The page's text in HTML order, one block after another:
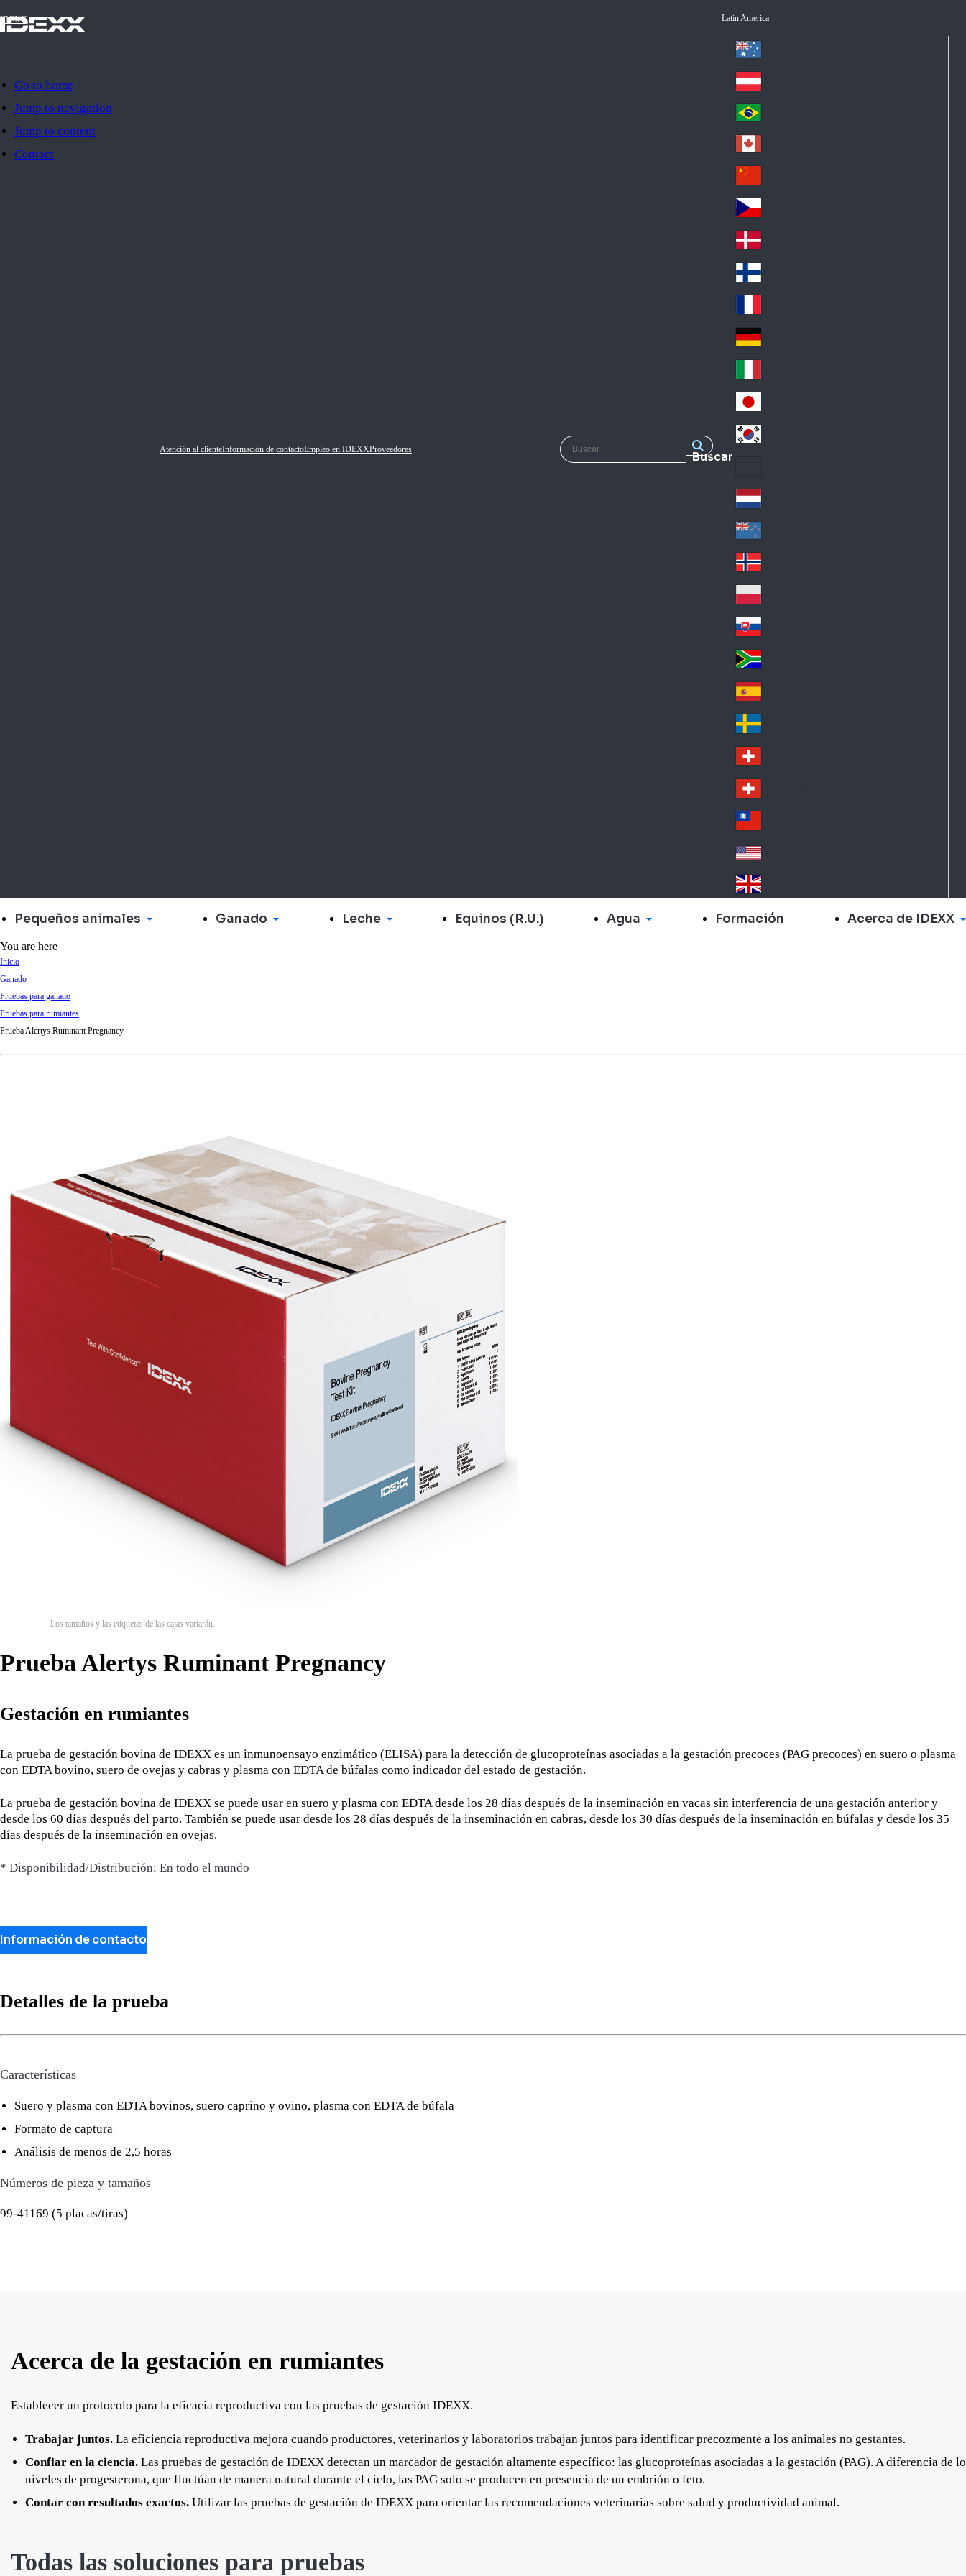
Go to home
Jump to navigation
Jump to content
Contact
IDEXX
Atención al clienteInformación de contactoEmpleo en IDEXXProveedores Buscar
Latin America
Au
str
ali
a
Au
stri
a
Br
azi
l
Ca
na
da
Ch
ina
Cz
ec
h
De
nm
ark
Fin
d
Fra
nc
e
Ge
an
y
Ital
y
Jap
an
Lat
in
A
me
ric
a
Ne
the
rla
nd
s
Ne
w
Ze
ala
nd
No
rw
ay
Pol
an
d
Slo
va
kia
So
uth
Af
ric
a
Sp
ain
Sw
ed
en
Sw
itz
erl
an
d
Sw
itz
erl
an
d
wa
n
A
Un
ite
Pequeños animales Ganado Leche Equinos (R.U.) Agua Formación Acerca de IDEXX
You are here
Inicio
Ganado
Pruebas para ganado
Pruebas para rumiantes
Prueba Alertys Ruminant Pregnancy
Los tamaños y las etiquetas de las cajas variarán.
Prueba Alertys Ruminant Pregnancy
Gestación en rumiantes
La prueba de gestación bovina de IDEXX es un inmunoensayo enzimático (ELISA) para la detección de glucoproteínas asociadas a la gestación precoces (PAG precoces) en suero o plasma
con EDTA bovino, suero de ovejas y cabras y plasma con EDTA de búfalas como indicador del estado de gestación.
La prueba de gestación bovina de IDEXX se puede usar en suero y plasma con EDTA desde los 28 días después de la inseminación en vacas sin interferencia de una gestación anterior y
desde los 60 días después del parto. También se puede usar desde los 28 días después de la inseminación en cabras, desde los 30 días después de la inseminación en búfalas y desde los 35
días después de la inseminación en ovejas.
* Disponibilidad/Distribución: En todo el mundo
Información de contacto
Detalles de la prueba
Características
Suero y plasma con EDTA bovinos, suero caprino y ovino, plasma con EDTA de búfala
Formato de captura
Análisis de menos de 2,5 horas
Números de pieza y tamaños
99-41169 (5 placas/tiras)
Acerca de la gestación en rumiantes
Establecer un protocolo para la eficacia reproductiva con las pruebas de gestación IDEXX.
Trabajar juntos. La eficiencia reproductiva mejora cuando productores, veterinarios y laboratorios trabajan juntos para identificar precozmente a los animales no gestantes.
Confiar en la ciencia. Las pruebas de gestación de IDEXX detectan un marcador de gestación altamente específico: las glucoproteínas asociadas a la gestación (PAG). A diferencia de
niveles de progesterona, que fluctúan de manera natural durante el ciclo, las PAG solo se producen en presencia de un embrión o feto.
Contar con resultados exactos. Utilizar las pruebas de gestación de IDEXX para orientar las recomendaciones veterinarias sobre salud y productividad animal.
Todas las soluciones para pruebas